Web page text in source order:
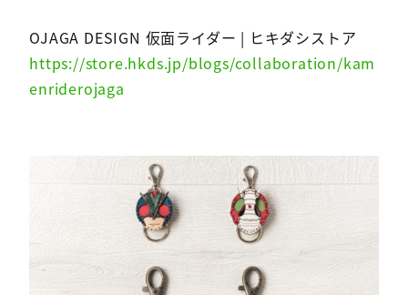
OJAGA DESIGN 仮面ライダー | ヒキダシストア
https://store.hkds.jp/blogs/collaboration/kam
enriderojaga